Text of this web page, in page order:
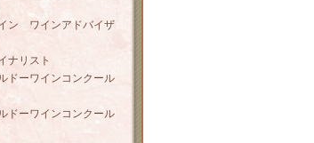
イン ワインアドバイザ
ナリスト
ドーワインコンクール
ドーワインコンクール